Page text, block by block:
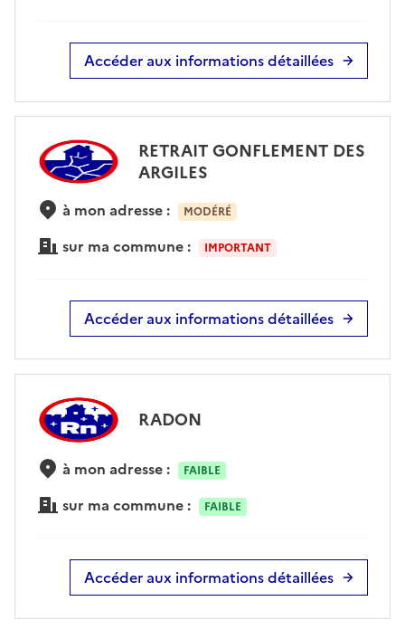
Accéder aux informations détaillées
RETRAIT GONFLEMENT DES
ARGILES
à mon adresse : MODÉRÉ
sur ma commune : IMPORTANT
Accéder aux informations détaillées
RADON
à mon adresse : FAIBLE
sur ma commune : FAIBLE
Accéder aux informations détaillées